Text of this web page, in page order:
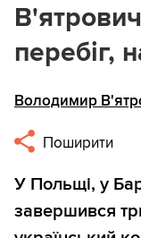
перебіг,
Володимир
Поширити
У Польщі, у
завершився